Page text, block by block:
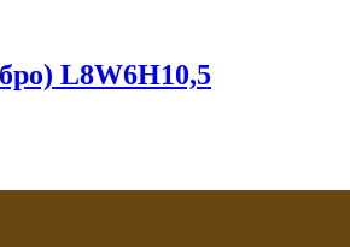
L8W6H10,5